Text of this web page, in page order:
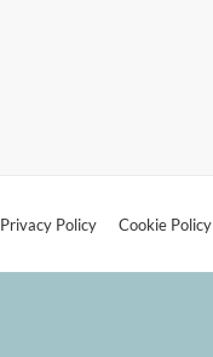
Privacy Policy Cookie Policy